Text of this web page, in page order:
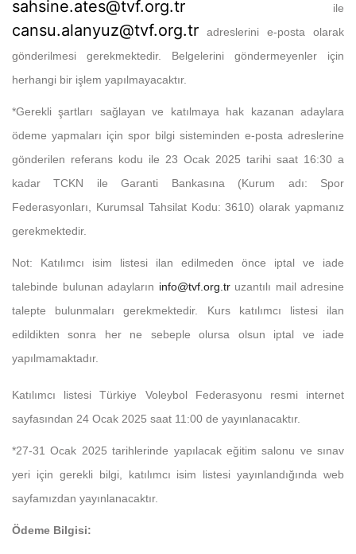
sahsine.ates@tvf.org.tr ile
cansu.alanyuz@tvf.org.tr adreslerini e-posta olarak
gönderilmesi gerekmektedir. Belgelerini göndermeyenler için
herhangi bir işlem yapılmayacaktır.
*Gerekli şartları sağlayan ve katılmaya hak kazanan adaylara
ödeme yapmaları için spor bilgi sisteminden e-posta adreslerine
gönderilen referans kodu ile 23 Ocak 2025 tarihi saat 16:30 a
kadar TCKN ile Garanti Bankasına (Kurum adı: Spor
Federasyonları, Kurumsal Tahsilat Kodu: 3610) olarak yapmanız
gerekmektedir.
Not: Katılımcı isim listesi ilan edilmeden önce iptal ve iade
talebinde bulunan adayların info@tvf.org.truzantılı mail adresine
talepte bulunmaları gerekmektedir. Kurs katılımcı listesi ilan
edildikten sonra her ne sebeple olursa olsun iptal ve iade
yapılmamaktadır.
Katılımcı listesi Türkiye Voleybol Federasyonu resmi internet
sayfasından 24 Ocak 2025 saat 11:00 de yayınlanacaktır.
*27-31 Ocak 2025 tarihlerinde yapılacak eğitim salonu ve sınav
yeri için gerekli bilgi, katılımcı isim listesi yayınlandığında web
sayfamızdan yayınlanacaktır.
Ödeme Bilgisi: